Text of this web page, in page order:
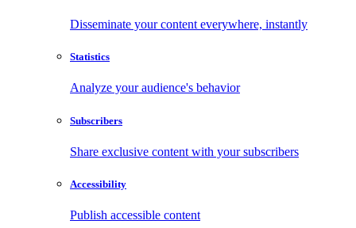
Disseminate your content everywhere, instantly
Statistics
Analyze your audience's behavior
Subscribers
Share exclusive content with your subscribers
Accessibility
Publish accessible content